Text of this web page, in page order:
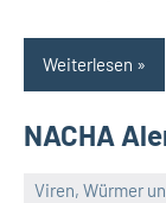
Weiterlesen
NACHA
Viren, Würmer